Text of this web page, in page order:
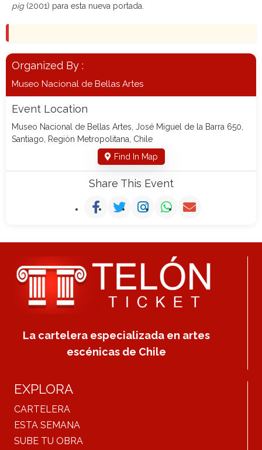
pig(2001) para esta nueva portada.
Organized By :
Museo Nacional de Bellas Artes
Event Location
Museo Nacional de Bellas Artes, José Miguel de la Barra 650,
Santiago, Región Metropolitana, Chile
Find In Map
Share This Event
La cartelera especializada en artes
escénicas de Chile
EXPLORA
CARTELERA
ESTA SEMANA
SUBE TU OBRA